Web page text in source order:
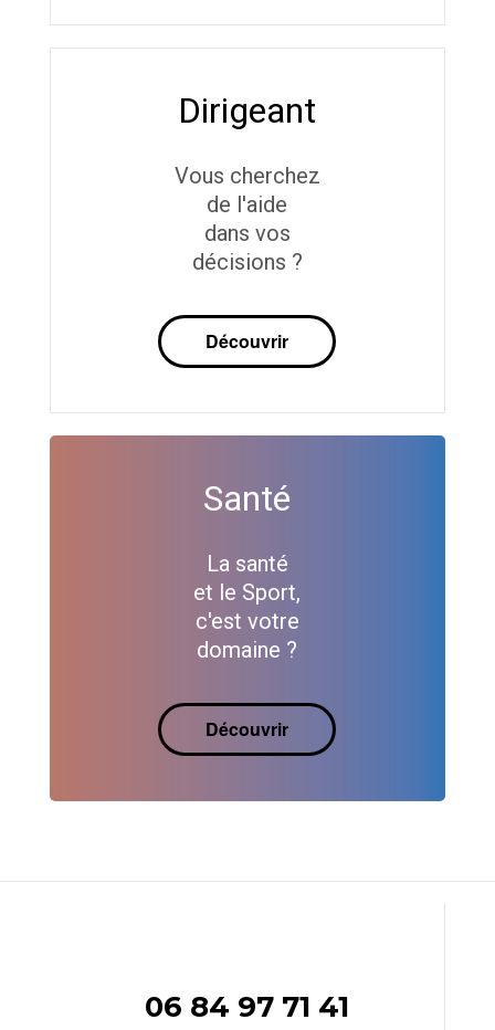
Dirigeant
Vous cherchez
de l'aide
dans vos
décisions ?
Découvrir
Santé
La santé
et le Sport,
c'est votre
domaine ?
Découvrir
06 84 97 71 41